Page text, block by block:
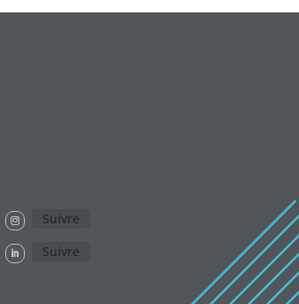
Suivre
Suivre